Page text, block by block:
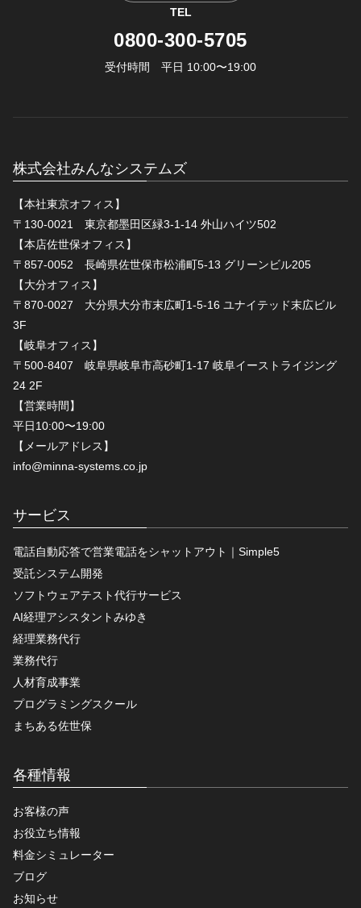
TEL
0800-300-5705
受付時間 平日 10:00〜19:00
株式会社みんなシステムズ
【本社東京オフィス】
〒130-0021 東京都墨田区緑3-1-14 外山ハイツ502
【本店佐世保オフィス】
〒857-0052 長崎県佐世保市松浦町5-13 グリーンビル205
【大分オフィス】
〒870-0027 大分県大分市末広町1-5-16 ユナイテッド末広ビル
3F
【岐阜オフィス】
〒500-8407 岐阜県岐阜市高砂町1-17 岐阜イーストライジング
24 2F
【営業時間】
平日10:00〜19:00
【メールアドレス】
info@minna-systems.co.jp
サービス
電話自動応答で営業電話をシャットアウト｜Simple5
受託システム開発
ソフトウェアテスト代行サービス
AI経理アシスタントみゆき
経理業務代行
業務代行
人材育成事業
プログラミングスクール
まちある佐世保
各種情報
お客様の声
お役立ち情報
料金シミュレーター
ブログ
お知らせ